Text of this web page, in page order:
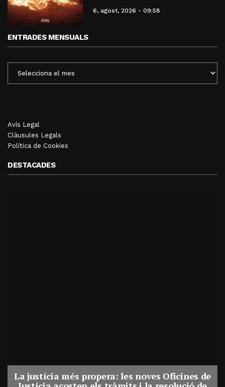
6, agost, 2026 - 09:58
ENTRADES MENSUALS
MENSUALS
Avís Legal
Clàusules Legals
Política de Cookies
DESTACADES
La justícia més propera: les noves Oficines de